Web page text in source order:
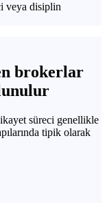
veya disiplin
brokerlar
süreci genellikle
tipik olarak